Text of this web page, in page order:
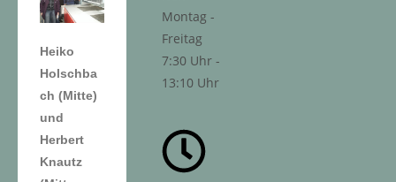
Montag -
Freitag
7:30 Uhr -
13:10 Uhr
Heiko
Holschba
ch (Mitte)
und
Herbert
Knautz